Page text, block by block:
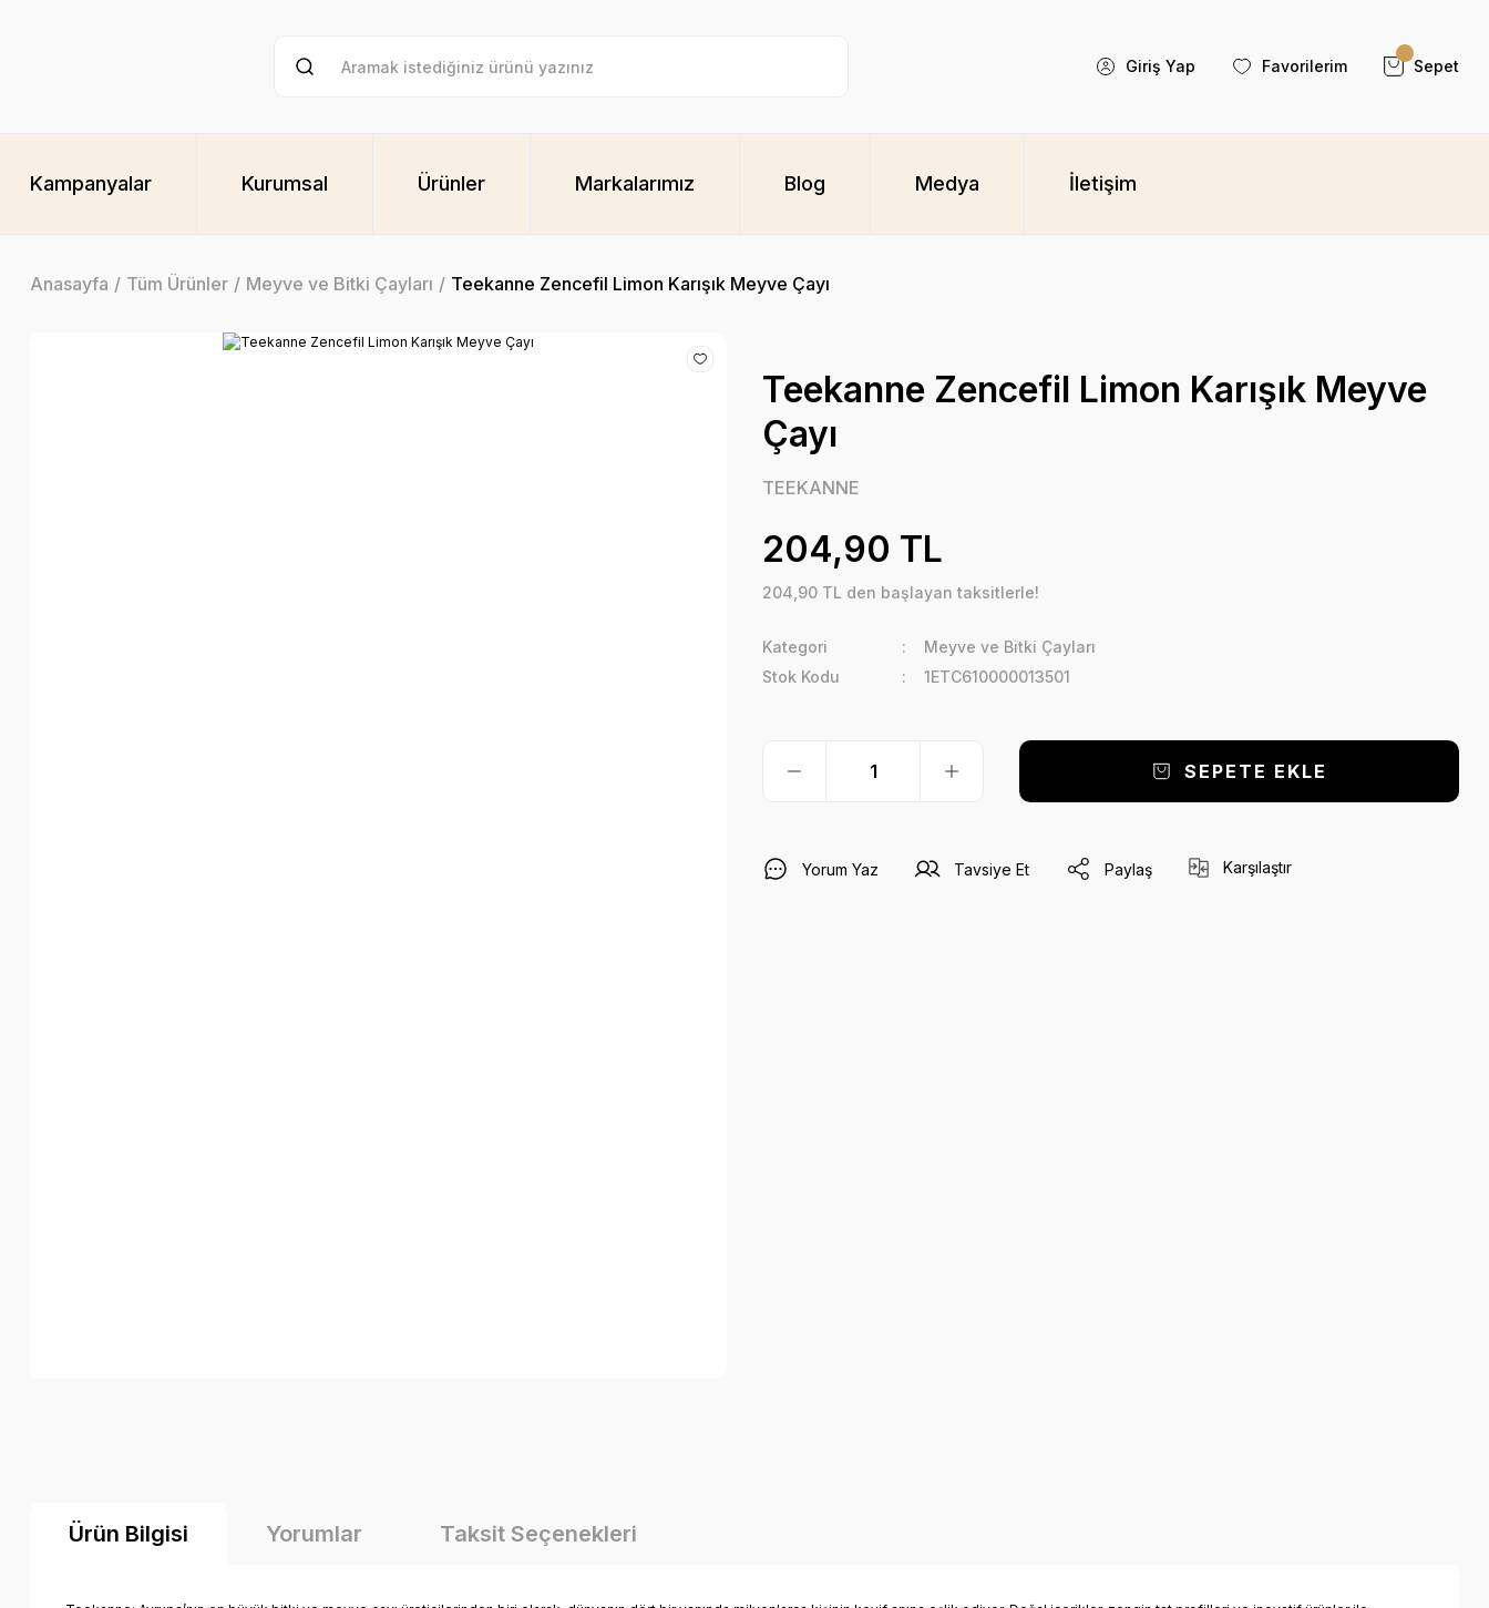
Giriş Yap Favorilerim Sepet
Kampanyalar Kurumsal Ürünler Markalarımız Blog Medya İletişim
Anasayfa Tüm Ürünler Meyve ve Bitki Çayları Teekanne Zencefil Limon Karışık Meyve Çayı
Teekanne Zencefil Limon Karışık Meyve
Çayı
TEEKANNE
204,90 TL
204,90 TL den başlayan taksitlerle!
Kategori
Meyve ve Bitki Çayları
Stok Kodu
1ETC610000013501
SEPETE EKLE
Yorum Yaz Tavsiye Et Paylaş Karşılaştır
Ürün Bilgisi Yorumlar Taksit Seçenekleri